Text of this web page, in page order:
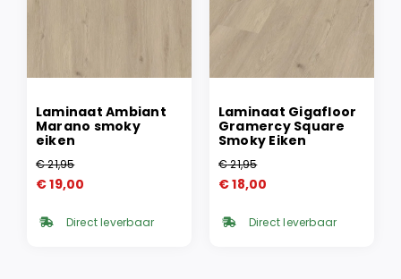
Laminaat Ambiant
Marano smoky
eiken
€21,95
Oorspronkelijke
was:
€19,00
Huidige
is: Direct leverbaar
Laminaat Gigafloor
Gramercy Square
Smoky Eiken
€21,95
Oorspronkelijke
was:
€18,00
Huidige
is: Direct leverbaar